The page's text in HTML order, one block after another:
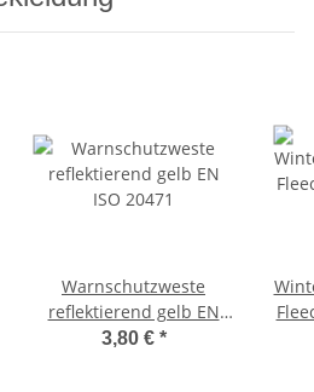
Warnschutzweste
reflektierend gelb EN
ISO 20471
3,80 € *